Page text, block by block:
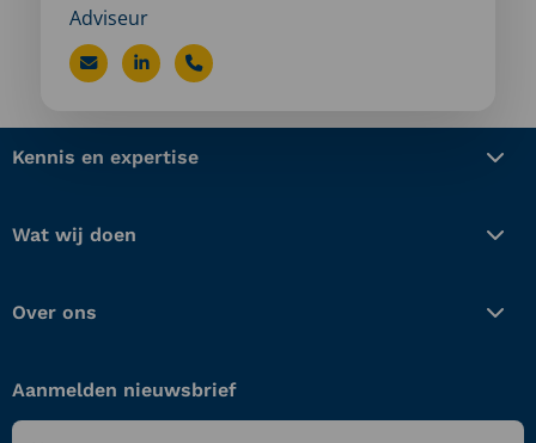
Adviseur
Stuur
e-
naar
van
Bezoek
profiel
Bel
van
Kennis en expertise
Wat wij doen
Over ons
Aanmelden nieuwsbrief
Naam